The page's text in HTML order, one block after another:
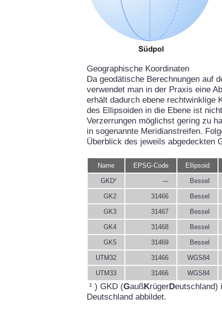
Geographische Koordinaten
Da geodätische Berechnungen auf
verwendet man in der Praxis eine
erhält dadurch ebene rechtwinklige
des Ellipsoiden in die Ebene ist
Verzerrungen möglichst gering zu
in sogenannte Meridianstreifen.
Überblick des jeweils abgedeckten
Name EPSG-Code Ellipsoid
GKD¹ --- Bessel
GK2 31466 Bessel
GK3 31467 Bessel
GK4 31468 Bessel
GK5 31469 Bessel
UTM32 31466 WGS84
UTM33 31466 WGS84
¹ ) GKD (GaußKrügerDeutschland)
Deutschland abbildet.